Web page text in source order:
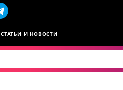
СТАТЬИ И НОВОСТИ